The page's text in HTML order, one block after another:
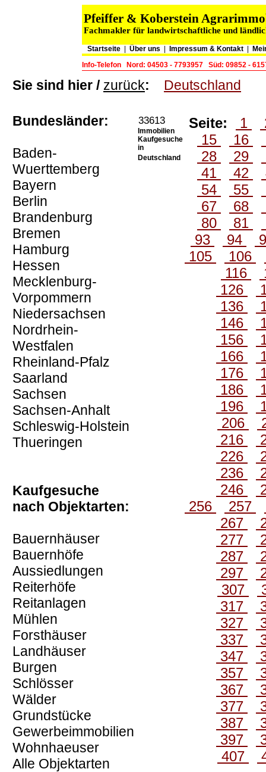
Pfeiffer & Koberstein
Fachmakler für landwirtschaftliche und
Startseite Über uns Impressum & Kontakt
Info-Telefon
Nord: 04503 - 7793957 Süd: 09852 -
Sie sind hier / zurück: Deutschland
Bundesländer:
Baden-
Wuerttemberg
Bayern
Berlin
Brandenburg
Bremen
Hamburg
Hessen
Mecklenburg-
Vorpommern
Niedersachsen
Nordrhein-
Westfalen
Rheinland-Pfalz
Saarland
Sachsen
Sachsen-Anhalt
Schleswig-Holstein
Thueringen
Kaufgesuche
nach Objektarten:
Bauernhäuser
Bauernhöfe
Aussiedlungen
Reiterhöfe
Reitanlagen
Mühlen
Forsthäuser
Landhäuser
Burgen
Schlösser
Wälder
Grundstücke
Gewerbeimmobilien
Wohnhaeuser
Alle Objektarten
33613
Immobilien
Kaufgesuche
in
Deutschland
Seite: 1
15
16
28
29
41
42
54
55
67
68
80
81
93
94
105
106
116
126
136
146
156
166
176
186
196
206
216
226
236
246
256
257
267
277
287
297
307
317
327
337
347
357
367
377
387
397
407